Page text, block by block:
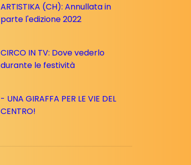
ARTISTIKA (CH): Annullata in
parte l'edizione 2022
CIRCO IN TV: Dove vederlo
durante le festività
- UNA GIRAFFA PER LE VIE DEL
CENTRO!